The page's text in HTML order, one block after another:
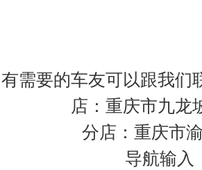
有需要的车友可以跟我们
店：重庆市九龙
分店：重庆市
导航输入